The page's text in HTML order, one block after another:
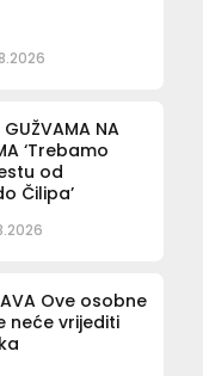
GUŽVAMA NA
‘Trebamo
od
Čilipa’
Ove osobne
neće vrijediti